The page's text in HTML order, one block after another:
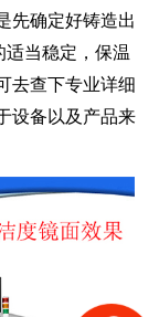
先确定好铸造出
适当稳定，保温
去查下专业详细
设备以及产品来